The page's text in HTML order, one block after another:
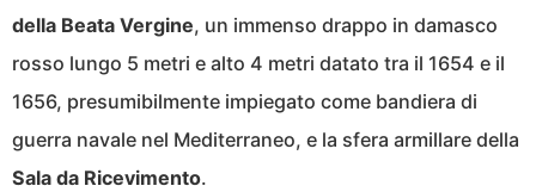
della Beata Vergine, un immenso drappo in damasco
rosso lungo 5 metri e alto 4 metri datato tra il 1654 e il
1656, presumibilmente impiegato come bandiera di
guerra navale nel Mediterraneo, e la sfera armillare della
Sala da Ricevimento.